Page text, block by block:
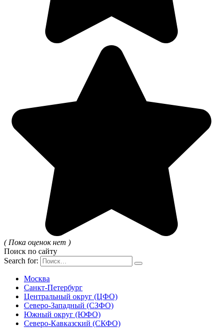
( Пока оценок нет )
Поиск по сайту
Search for:
Москва
Санкт-Петербург
Центральный округ (ЦФО)
Северо-Западный (СЗФО)
Южный округ (ЮФО)
Северо-Кавказский (СКФО)